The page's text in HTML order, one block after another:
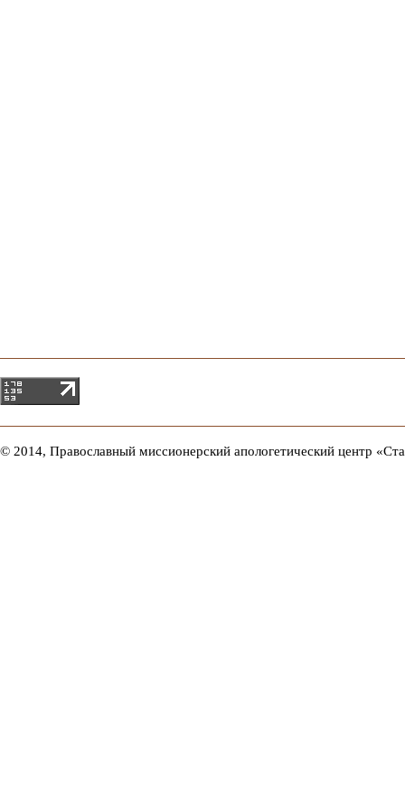
© 2014, Православный миссионерский апологетический центр